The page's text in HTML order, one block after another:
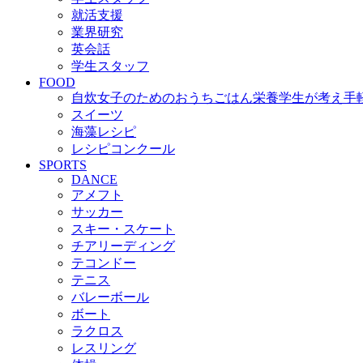
就活支援
業界研究
英会話
学生スタッフ
FOOD
自炊女子のためのおうちごはん栄養学生が考え手
スイーツ
海藻レシピ
レシピコンクール
SPORTS
DANCE
アメフト
サッカー
スキー・スケート
チアリーディング
テコンドー
テニス
バレーボール
ボート
ラクロス
レスリング